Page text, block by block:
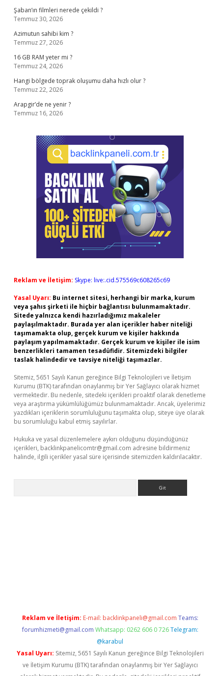
Şaban’ın filmleri nerede çekildi ?
Temmuz 30, 2026
Azimutun sahibi kim ?
Temmuz 27, 2026
16 GB RAM yeter mi ?
Temmuz 24, 2026
Hangi bölgede toprak oluşumu daha hızlı olur ?
Temmuz 22, 2026
Arapgir’de ne yenir ?
Temmuz 16, 2026
Reklam ve İletişim: Skype: live:.cid.575569c608265c69
Yasal Uyarı: Bu internet sitesi, herhangi bir marka, kurum
veya şahıs şirketi ile hiçbir bağlantısı bulunmamaktadır.
Sitede yalnızca kendi hazırladığımız makaleler
paylaşılmaktadır. Burada yer alan içerikler haber niteliği
taşımamakta olup, gerçek kurum ve kişiler hakkında
paylaşım yapılmamaktadır. Gerçek kurum ve kişiler ile isim
benzerlikleri tamamen tesadüfidir. Sitemizdeki bilgiler
taslak halindedir ve tavsiye niteliği taşımazlar.
Sitemiz, 5651 Sayılı Kanun gereğince Bilgi Teknolojileri ve İletişim
Kurumu (BTK) tarafından onaylanmış bir Yer Sağlayıcı olarak hizmet
vermektedir. Bu nedenle, sitedeki içerikleri proaktif olarak denetleme
veya araştırma yükümlülüğümüz bulunmamaktadır. Ancak, üyelerimiz
yazdıkları içeriklerin sorumluluğunu taşımakta olup, siteye üye olarak
bu sorumluluğu kabul etmiş sayılırlar.
Hukuka ve yasal düzenlemelere aykırı olduğunu düşündüğünüz
içerikleri, backlinkpanelicomtr@gmail.com adresine bildirmeniz
halinde, ilgili içerikler yasal süre içerisinde sitemizden kaldırılacaktır.
Reklam ve İletişim: E-mail: backlinkpaneli@gmail.com Teams:
forumhizmeti@gmail.com Whatsapp: 0262 606 0 726 Telegram:
@karabul
Yasal Uyarı: Sitemiz, 5651 Sayılı Kanun gereğince Bilgi Teknolojileri
ve İletişim Kurumu (BTK) tarafından onaylanmış bir Yer Sağlayıcı